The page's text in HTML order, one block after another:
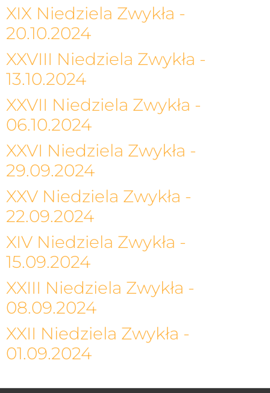
XIX Niedziela Zwykła -
20.10.2024
XXVIII Niedziela Zwykła -
13.10.2024
XXVII Niedziela Zwykła -
06.10.2024
XXVI Niedziela Zwykła -
29.09.2024
XXV Niedziela Zwykła -
22.09.2024
XIV Niedziela Zwykła -
15.09.2024
XXIII Niedziela Zwykła -
08.09.2024
XXII Niedziela Zwykła -
01.09.2024